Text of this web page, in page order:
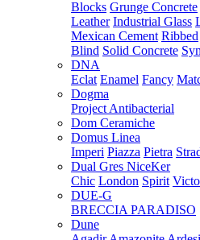
Blocks Grunge Concrete
Leather Industrial Glass
Mexican Cement Ribbed
Blind Solid Concrete
DNA
Eclat Enamel Fancy
Dogma
Project Antibacterial
Dom Ceramiche
Domus Linea
Imperi Piazza Pietra
Dual Gres NiceKer
Chic London Spirit
DUE-G
BRECCIA PARADISO
Dune